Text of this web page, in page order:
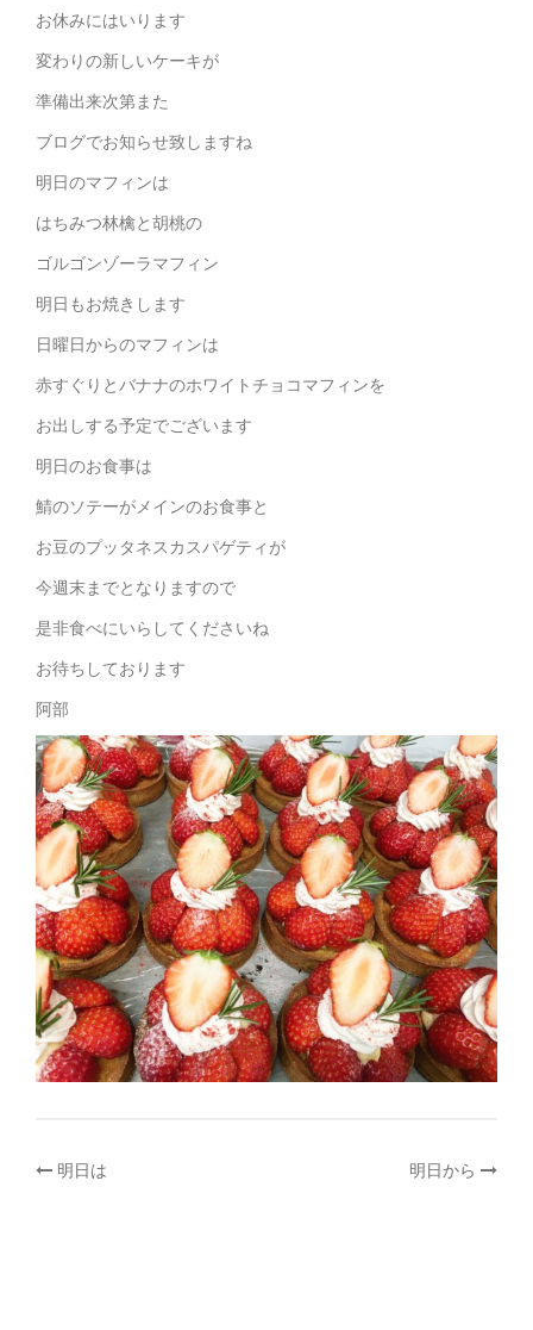
お休みにはいります
変わりの新しいケーキが
準備出来次第また
ブログでお知らせ致しますね
明日のマフィンは
はちみつ林檎と胡桃の
ゴルゴンゾーラマフィン
明日もお焼きします
日曜日からのマフィンは
赤すぐりとバナナのホワイトチョコマフィンを
お出しする予定でございます
明日のお食事は
鯖のソテーがメインのお食事と
お豆のプッタネスカスパゲティが
今週末までとなりますので
是非食べにいらしてくださいね
お待ちしております
阿部
投明日は 明日から